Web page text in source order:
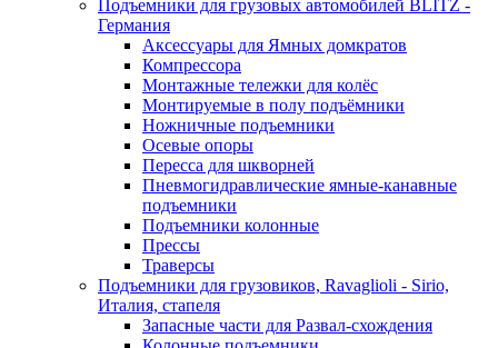
Подъемники для грузовых автомобилей BLITZ -
Германия
Аксессуары для Ямных домкратов
Компрессора
Монтажные тележки для колёс
Монтируемые в полу подъёмники
Ножничные подъемники
Осевые опоры
Пересса для шкворней
Пневмогидравлические ямные-канавные
подъемники
Подъемники колонные
Прессы
Траверсы
Подъемники для грузовиков, Ravaglioli - Sirio,
Италия, стапеля
Запасные части для Развал-схождения